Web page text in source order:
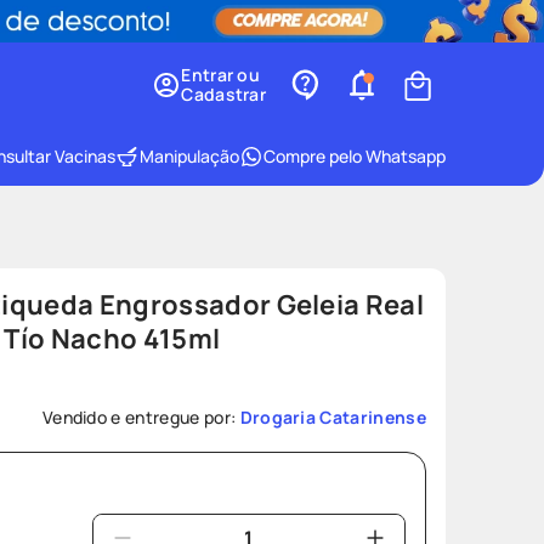
Entrar ou
Cadastrar
Vacinas Manipulação Compre pelo Whatsapp
Engrossador Geleia Real
Nacho 415ml
Vendido e entregue por: Drogaria Catarinense